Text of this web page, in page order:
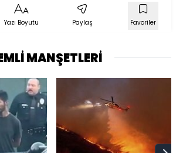
Yazı Boyutu Paylaş Favoriler
MANŞETLERİ